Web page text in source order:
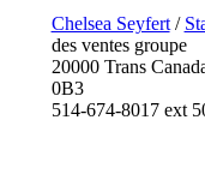
Chelsea Seyfert/
des ventes groupe
20000 Trans
0B3
514-674-8017 ext